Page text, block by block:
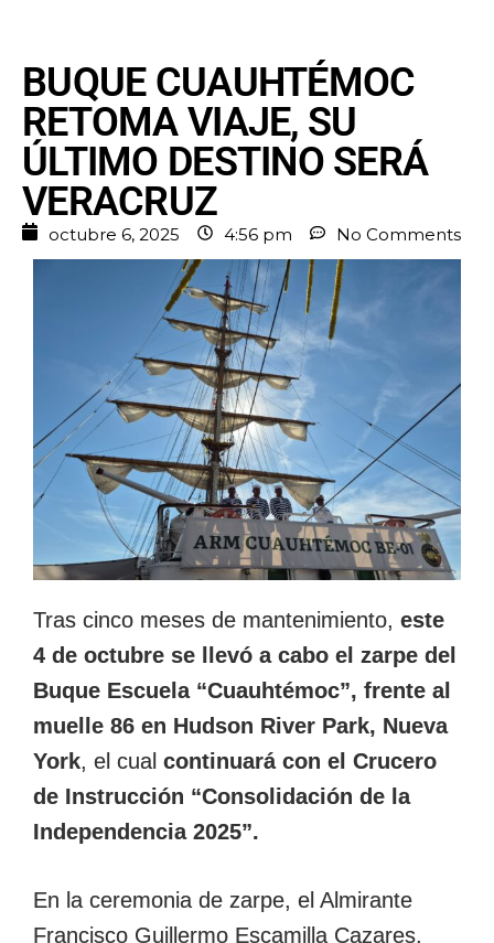
BUQUE CUAUHTÉMOC
RETOMA VIAJE, SU
ÚLTIMO DESTINO SERÁ
VERACRUZ
octubre 6, 2025 4:56 pm No Comments
Tras cinco meses de mantenimiento, este
4 de octubre se llevó a cabo el zarpe del
Buque Escuela “Cuauhtémoc”, frente al
muelle 86 en Hudson River Park, Nueva
York, el cual continuará con el Crucero
de Instrucción “Consolidación de la
Independencia 2025”.
En la ceremonia de zarpe, el Almirante
Francisco Guillermo Escamilla Cazares,